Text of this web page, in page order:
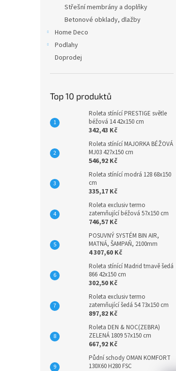
Střešní membrány a doplňky
Betonové obklady, dlažby
Home Deco
Podlahy
Doprodej
Top 10 produktů
Roleta stínící PRESTIGE světle
béžová 14 42x150 cm
342,43 Kč
Roleta stínící MAJORKA BÉŽOVÁ
MJ03 427x150 cm
546,92 Kč
Roleta stínící modrá 128 68x150
cm
335,17 Kč
Roleta exclusiv termo
zatemňující béžová 57x150 cm
746,57 Kč
POSUVNÝ SYSTÉM BIN AIR,
MATNÁ, ŠAMPAŇ, 2100mm
4 307,60 Kč
Roleta stínící Madrid tmavě šedá
866 42x150 cm
302,50 Kč
Roleta exclusiv termo
zatemňující šedá 54 73x150 cm
897,82 Kč
Roleta DEN & NOC(ZEBRA)
ZELENÁ 1809 57x150 cm
667,92 Kč
Půdní schody OMAN KOMFORT
130X60 H280 FSC